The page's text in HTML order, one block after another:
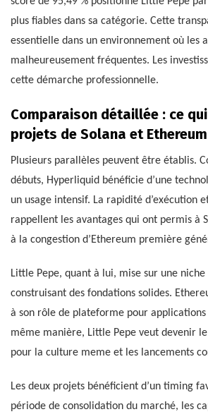
plus fiables dans sa catégorie. Cette
essentielle dans un environnement où les
malheureusement fréquentes. Les
cette démarche professionnelle.
Comparaison détaillée : ce
projets de Solana et Ethereum
Plusieurs parallèles peuvent être établis.
débuts, Hyperliquid bénéficie d’une
un usage intensif. La rapidité d’exécution
rappellent les avantages qui ont permis à
à la congestion d’Ethereum première
Little Pepe, quant à lui, mise sur une
construisant des fondations solides.
à son rôle de plateforme pour
même manière, Little Pepe veut devenir
pour la culture meme et les lancements
Les deux projets bénéficient d’un timing
période de consolidation du marché, les